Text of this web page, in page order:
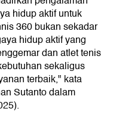
hidup aktif untuk
360 bukan sekadar
hidup aktif yang
dan atlet tenis
sekaligus
terbaik," kata
Sutanto dalam